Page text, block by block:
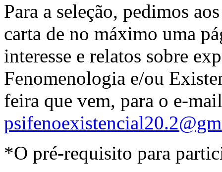
Para a seleção, pedimos
carta de no máximo uma
interesse e relatos sobre
Fenomenologia e/ou
feira que vem, para o e-mail
*O pré-requisito para